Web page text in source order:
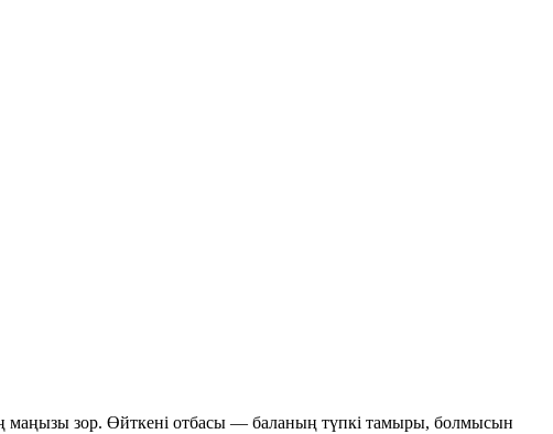
маңызы зор. Өйткені отбасы — баланың түпкі тамыры, болмысын